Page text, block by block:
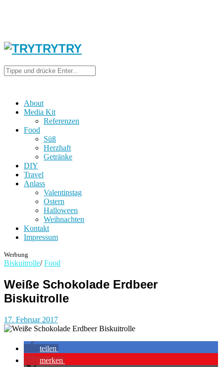
About
Media Kit
Referenzen
Food
Süß
Herzhaft
Getränke
DIY
Travel
Anlass
Valentinstag
Ostern
Halloween
Weihnachten
Kontakt
Impressum
Werbung
Biskuitrolle/ Food
Weiße Schokolade Erdbeer
Biskuitrolle
17. Februar 2017
teilen
merken